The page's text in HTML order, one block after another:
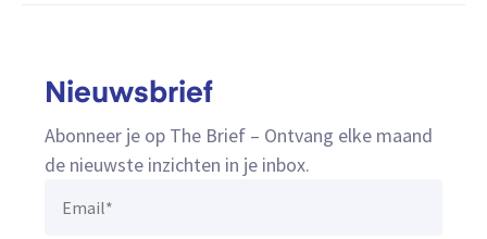
Nieuwsbrief
Abonneer je op The Brief – Ontvang elke maand
de nieuwste inzichten in je inbox.